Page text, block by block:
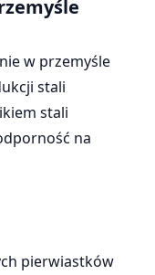
w przemyśle
stali
stali
na
pierwiastków